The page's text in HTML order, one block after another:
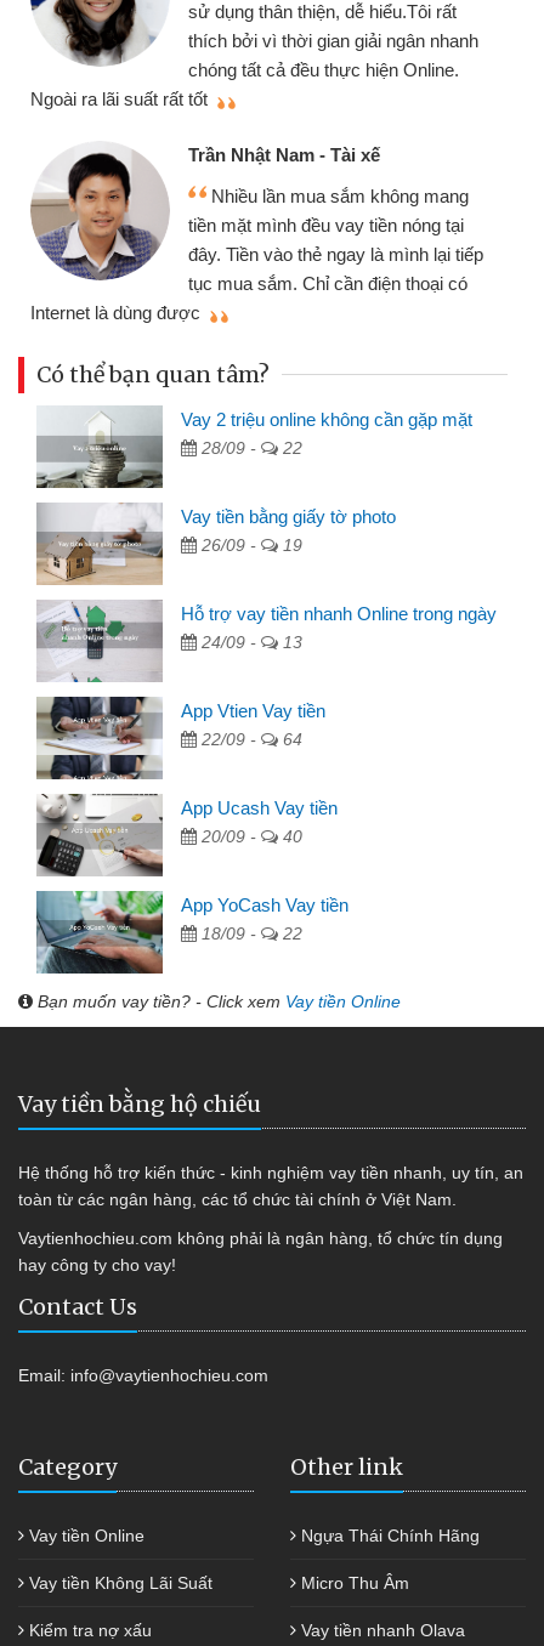
sử dụng thân thiện, dễ hiểu.Tôi rất
thích bởi vì thời gian giải ngân nhanh
chóng tất cả đều thực hiện Online.
Ngoài ra lãi suất rất tốt
Trần Nhật Nam - Tài xế
Nhiều lần mua sắm không mang
tiền mặt mình đều vay tiền nóng tại
đây. Tiền vào thẻ ngay là mình lại tiếp
tục mua sắm. Chỉ cần điện thoại có
Internet là dùng được
Có thể bạn quan tâm?
Vay 2 triệu online không cần gặp mặt
28/09 - 22
Vay tiền bằng giấy tờ photo
26/09 - 19
Hỗ trợ vay tiền nhanh Online trong ngày
24/09 - 13
App Vtien Vay tiền
22/09 - 64
App Ucash Vay tiền
20/09 - 40
App YoCash Vay tiền
18/09 - 22
Bạn muốn vay tiền? - Click xem Vay tiền Online
Vay tiền bằng hộ chiếu
Hệ thống hỗ trợ kiến thức - kinh nghiệm vay tiền nhanh, uy tín, an
toàn từ các ngân hàng, các tổ chức tài chính ở Việt Nam.
Vaytienhochieu.com không phải là ngân hàng, tổ chức tín dụng
hay công ty cho vay!
Contact Us
Email: info@vaytienhochieu.com
Category
Vay tiền Online
Vay tiền Không Lãi Suất
Kiểm tra nợ xấu
Other link
Ngựa Thái Chính Hãng
Micro Thu Âm
Vay tiền nhanh Olava